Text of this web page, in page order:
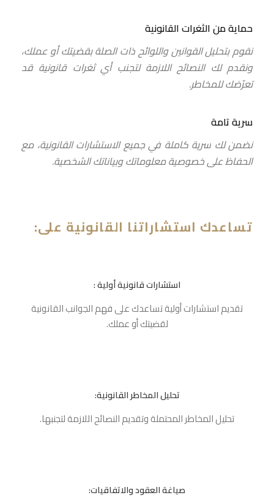
حماية من الثغرات القانونية
نقوم بتحليل القوانين واللوائح ذات الصلة بقضيتك أو عملك،
ونقدم لك النصائح اللازمة لتجنب أي ثغرات قانونية قد
تعرّضك للمخاطر.
سرية تامة
نضمن لك سرية كاملة في جميع الاستشارات القانونية، مع
الحفاظ على خصوصية معلوماتك وبياناتك الشخصية.
تساعدك استشاراتنا القانونية على:
استشارات قانونية أولية :
تقديم استشارات أولية تساعدك على فهم الجوانب القانونية
لقضيتك أو عملك.
تحليل المخاطر القانونية:
تحليل المخاطر المحتملة وتقديم النصائح اللازمة لتجنبها.
صياغة العقود والاتفاقيات: